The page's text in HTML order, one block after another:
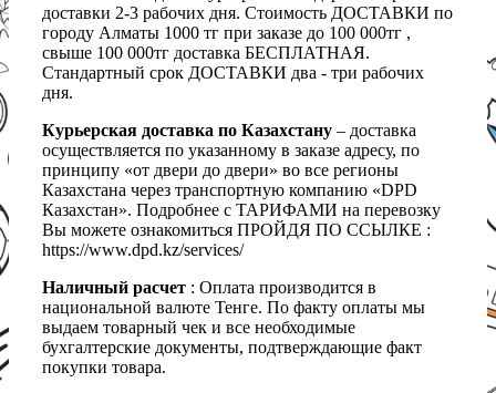
доставки 2-3 рабочих дня. Стоимость ДОСТАВКИ по
городу Алматы 1000 тг при заказе до 100 000тг ,
свыше 100 000тг доставка БЕСПЛАТНАЯ.
Стандартный срок ДОСТАВКИ два - три рабочих
дня.
Курьерская доставка по Казахстану – доставка
осуществляется по указанному в заказе адресу, по
принципу «от двери до двери» во все регионы
Казахстана через транспортную компанию «DPD
Казахстан». Подробнее с ТАРИФАМИ на перевозку
Вы можете ознакомиться ПРОЙДЯ ПО ССЫЛКЕ :
https://www.dpd.kz/services/
Наличный расчет : Оплата производится в
национальной валюте Тенге. По факту оплаты мы
выдаем товарный чек и все необходимые
бухгалтерские документы, подтверждающие факт
покупки товара.